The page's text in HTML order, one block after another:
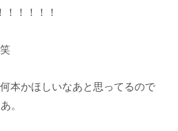
！！！！！
本かほしいなあと思ってるので
。